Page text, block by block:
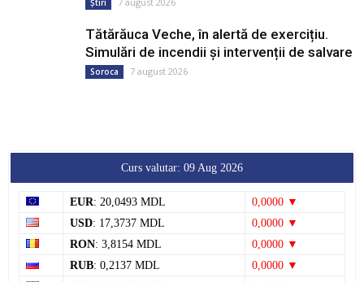
Simulări de incendii și intervenții de salvare
EUR: 20,0493 MDL
0,0000 ▼
: 17,3737 MDL
RON
: 3,8154 MDL
0,0000 ▼
RUB
: 0,2137 MDL
0,0000 ▼
GBP: 23,3868 MDL
0,0000 ▼
UAH : 0,3881 MDL 0,0000 ▼